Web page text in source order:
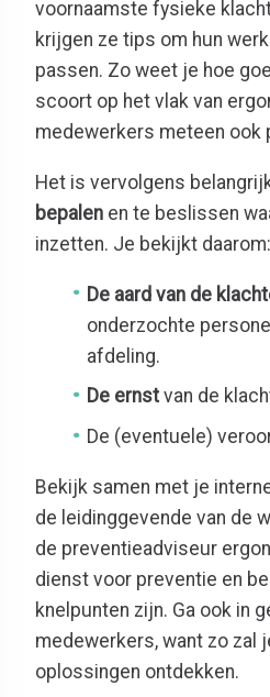
voornaamste fysieke
krijgen ze tips om hun
passen. Zo weet je hoe
scoort op het vlak van
medewerkers meteen ook
Het is vervolgens
bepalen en te beslissen
inzetten. Je bekijkt daarom:
De aard van de
onderzochte
afdeling.
De ernst van de
De (eventuele)
Bekijk samen met je
de leidinggevende van de
de preventieadviseur
dienst voor preventie en
knelpunten zijn. Ga ook in
medewerkers, want zo zal
oplossingen ontdekken.